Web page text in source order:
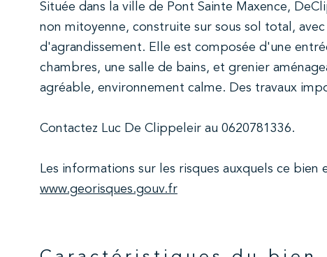
Située dans la ville de Pont Sainte Maxence,
non mitoyenne, construite sur sous sol total,
d'agrandissement. Elle est composée d'une
chambres, une salle de bains, et grenier
agréable, environnement calme. Des travaux
Contactez Luc De Clippeleir au 0620781336.
Les informations sur les risques auxquels ce
www.georisques.gouv.fr